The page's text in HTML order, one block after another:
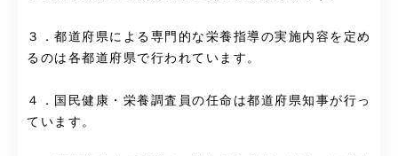
３．都道府県による専門的な栄養指導の実施内容を定め
るのは各都道府県で行われています。
４．国民健康・栄養調査員の任命は都道府県知事が行っ
ています。